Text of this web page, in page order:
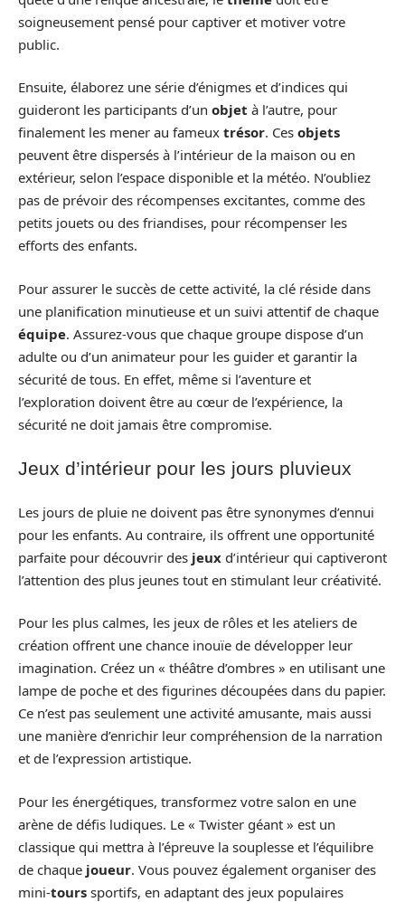
soigneusement pensé pour captiver et motiver votre
public.
Ensuite, élaborez une série d’énigmes et d’indices qui
guideront les participants d’un objet à l’autre, pour
finalement les mener au fameux trésor. Ces objets
peuvent être dispersés à l’intérieur de la maison ou en
extérieur, selon l’espace disponible et la météo. N’oubliez
pas de prévoir des récompenses excitantes, comme des
petits jouets ou des friandises, pour récompenser les
efforts des enfants.
Pour assurer le succès de cette activité, la clé réside dans
une planification minutieuse et un suivi attentif de chaque
équipe. Assurez-vous que chaque groupe dispose d’un
adulte ou d’un animateur pour les guider et garantir la
sécurité de tous. En effet, même si l’aventure et
l’exploration doivent être au cœur de l’expérience, la
sécurité ne doit jamais être compromise.
Jeux d’intérieur pour les jours pluvieux
Les jours de pluie ne doivent pas être synonymes d’ennui
pour les enfants. Au contraire, ils offrent une opportunité
parfaite pour découvrir des jeux d’intérieur qui captiveront
l’attention des plus jeunes tout en stimulant leur créativité.
Pour les plus calmes, les jeux de rôles et les ateliers de
création offrent une chance inouïe de développer leur
imagination. Créez un « théâtre d’ombres » en utilisant une
lampe de poche et des figurines découpées dans du papier.
Ce n’est pas seulement une activité amusante, mais aussi
une manière d’enrichir leur compréhension de la narration
et de l’expression artistique.
Pour les énergétiques, transformez votre salon en une
arène de défis ludiques. Le « Twister géant » est un
classique qui mettra à l’épreuve la souplesse et l’équilibre
de chaque joueur. Vous pouvez également organiser des
mini-tours sportifs, en adaptant des jeux populaires